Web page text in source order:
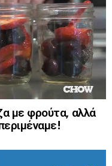
με φρούτα, αλλά